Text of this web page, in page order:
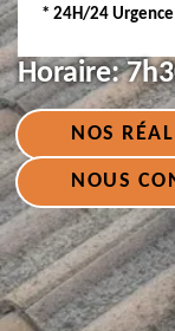
* 24H/24
Horaire:
NOS
NOUS